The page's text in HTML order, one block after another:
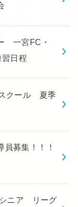
一宮FC・
習日程
クール 夏季
員募集！！！
ニア リーグ